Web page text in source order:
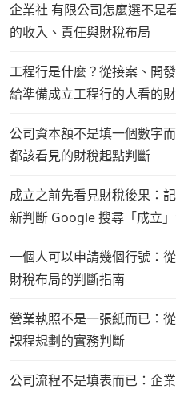
企業社 有限公司怎麼選不是
的收入、責任與財稅布局
工程行是什麼？從接案、開
給準備成立工程行的人看的
公司資本額不是填一個數字
都該看見的財稅起點判斷
成立之前先看見財稅後果：
新判斷 Google 搜尋「成立
一個人可以申請幾個行號：
財稅布局的判斷指南
營業執照不是一張紙而已：
課程規劃的實務判斷
公司流程不是填表而已：企